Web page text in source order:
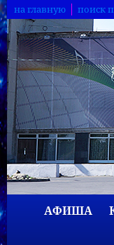
на главную поиск
АФИША